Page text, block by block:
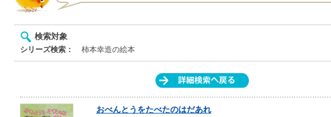
検索対象
シリーズ検索： 柿本幸造の絵本
おべんとうをたべたのはだあれ